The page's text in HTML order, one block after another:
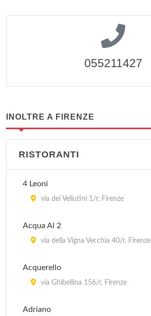
055211427
INOLTRE A FIRENZE
RISTORANTI
4 Leoni
via dei Vellutini 1/r, Firenze
Acqua Al 2
via della Vigna Vecchia 40/r, Firenze
Acquerello
via Ghibellina 156/r, Firenze
Adriano